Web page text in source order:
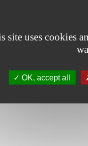
site uses cookies
OK, accept all